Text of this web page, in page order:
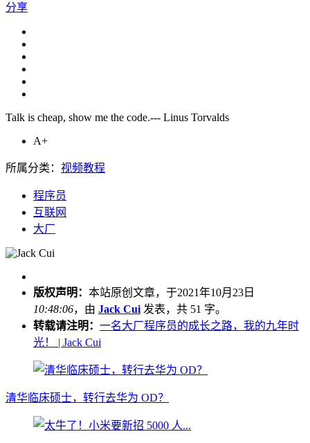
分享
Talk is cheap, show me the code.--- Linus Torvalds
A+
所属分类： 视频教程
程序员
互联网
大厂
版权声明： 本站原创文章，于2021年10月23日
10:48:06，由 Jack Cui 发表，共 51 字。
转载请注明： 一名大厂程序员的成长之路，我的九年时
光！ | Jack Cui
清华临床硕士，转行去华为 OD？